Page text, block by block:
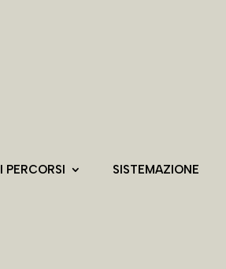
I PERCORSI SISTEMAZIONE